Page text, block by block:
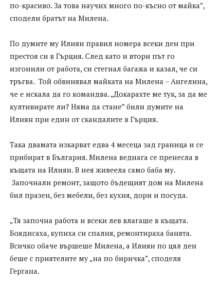
по-красиво. За това научих много по-късно от майка”,
сподели братът на Милена.
По думите му Илиян правил номера всеки ден при
престоя си в Гърция. След като и втори път го
изгонили от работа, си стегнал багажа и казал, че си
тръгва. Той обвинявал майката на Милена – Ангелина,
че е искала да го командва. „Докарахте ме тук, за да ме
култивирате ли? Няма да стане” били думите на
Илиян при един от скандалите в Гърция.
Така двамата изкарват едва 4 месеца зад граница и се
прибират в България. Милена веднага се пренесла в
къщата на Илиян. В нея живеела само баба му.
Започнали ремонт, защото бъдещият дом на Милена
бил празен, без мебели, без кухня, дори и посуда.
„Тя започна работа и всеки лев влагаше в къщата.
Боядисаха, купиха си спалня, ремонтираха банята.
Всичко обаче вършеше Милена, а Илиян по цял ден
беше с приятелите му „на по биричка”, споделя
Гергана.